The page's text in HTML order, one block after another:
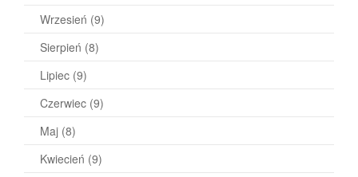
Wrzesień (9)
Sierpień (8)
Lipiec (9)
Czerwiec (9)
Maj (8)
Kwiecień (9)